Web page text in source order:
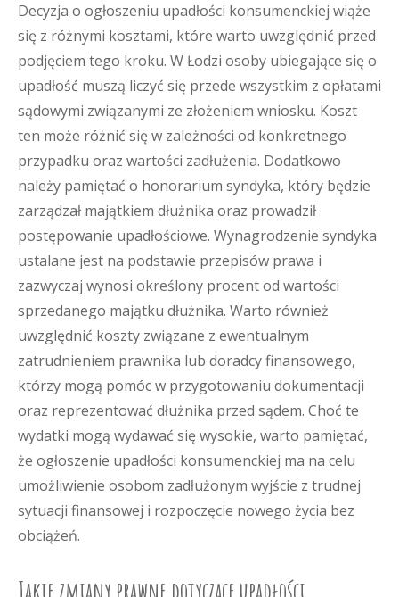
Decyzja o ogłoszeniu upadłości konsumenckiej wiąże
się z różnymi kosztami, które warto uwzględnić przed
podjęciem tego kroku. W Łodzi osoby ubiegające się o
upadłość muszą liczyć się przede wszystkim z opłatami
sądowymi związanymi ze złożeniem wniosku. Koszt
ten może różnić się w zależności od konkretnego
przypadku oraz wartości zadłużenia. Dodatkowo
należy pamiętać o honorarium syndyka, który będzie
zarządzał majątkiem dłużnika oraz prowadził
postępowanie upadłościowe. Wynagrodzenie syndyka
ustalane jest na podstawie przepisów prawa i
zazwyczaj wynosi określony procent od wartości
sprzedanego majątku dłużnika. Warto również
uwzględnić koszty związane z ewentualnym
zatrudnieniem prawnika lub doradcy finansowego,
którzy mogą pomóc w przygotowaniu dokumentacji
oraz reprezentować dłużnika przed sądem. Choć te
wydatki mogą wydawać się wysokie, warto pamiętać,
że ogłoszenie upadłości konsumenckiej ma na celu
umożliwienie osobom zadłużonym wyjście z trudnej
sytuacji finansowej i rozpoczęcie nowego życia bez
obciążeń.